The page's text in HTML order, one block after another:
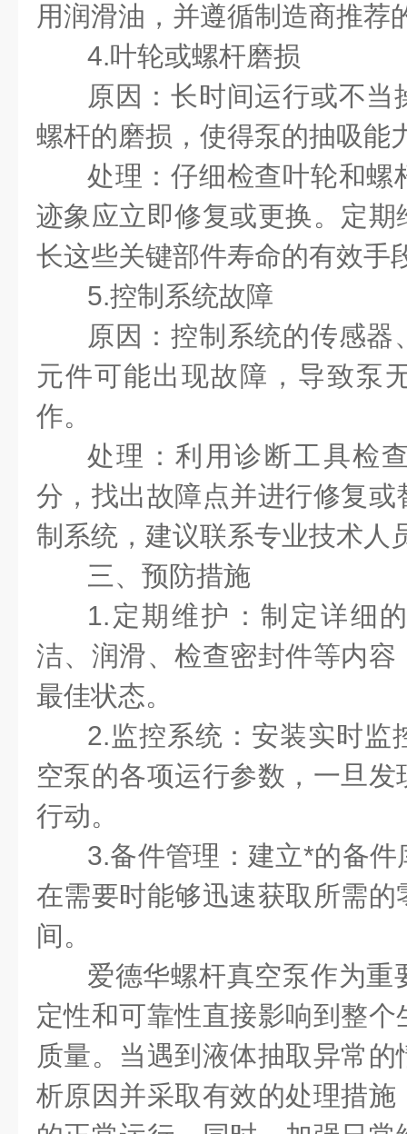
用润滑油，并遵循制造商推荐
4.叶轮或螺杆磨损
原因：长时间运行或不当
螺杆的磨损，使得泵的抽吸能
处理：仔细检查叶轮和螺
迹象应立即修复或更换。定
长这些关键部件寿命的有效手
5.控制系统故障
原因：控制系统的传感器
元件可能出现故障，导致泵
作。
处理：利用诊断工具检
分，找出故障点并进行修复
制系统，建议联系专业技术人
三、预防措施
1.定期维护：制定详细
洁、润滑、检查密封件等内
最佳状态。
2.监控系统：安装实时监
空泵的各项运行参数，一旦
行动。
3.备件管理：建立*的备
在需要时能够迅速获取所需
间。
爱德华螺杆真空泵作为重
定性和可靠性直接影响到整
质量。当遇到液体抽取异常
析原因并采取有效的处理措